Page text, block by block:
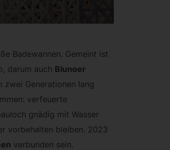
Badewannen. Gemeint ist
darum auch Blunoer
zwei Generationen lang
verfeuerte
gnädig mit Wasser
vorbehalten bleiben. 2023
verbunden sein.